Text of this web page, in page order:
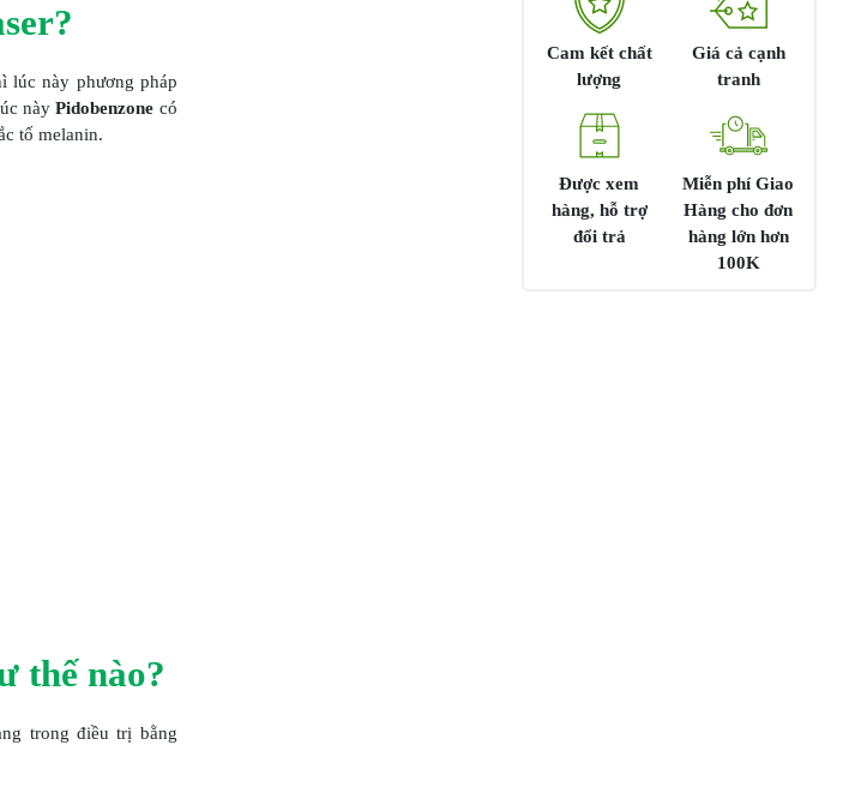
lúc này phương pháp
nàyPidobenzone có
tố melanin.
thế nào?
trong điều trị bằng
Cam kết chất
lượng
Giá cả cạnh
tranh
Được xem
hàng, hỗ trợ
đổi trả
Miễn phí Giao
Hàng cho đơn
hàng lớn hơn
100K